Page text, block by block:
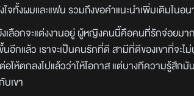
จทั้งผมและแฟน รวมถึงขอคำแนะนำเพิ่มเติมในอ
งเลือกจะแต่งงานอยู่ ผู้หญิงคนนี้คือคนที่รักจ่อยมา
อีกแล้ว เราจะเป็นคนรักที่ดี สามีที่ดีของเขาที่จะ
ให้ตกลงไปแล้วว่าให้โอกาส แต่บางทีความรู้สึกมั
เขา